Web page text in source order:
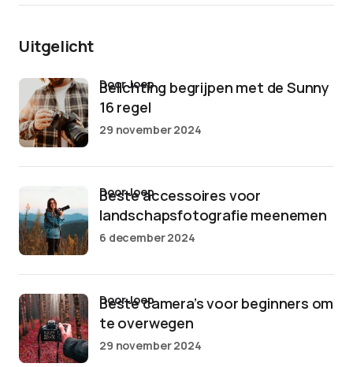
Uitgelicht
Belichting begrijpen met de Sunny
16 regel
door Joep
29 november 2024
Beste accessoires voor
landschapsfotografie meenemen
door Joep
6 december 2024
Beste camera’s voor beginners om
te overwegen
door Joep
29 november 2024